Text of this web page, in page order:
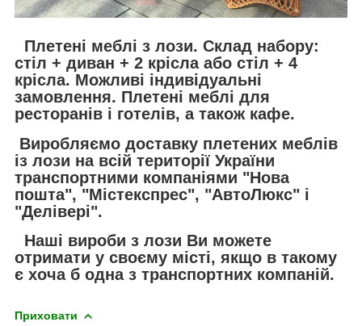
Плетені меблі з лози. Склад набору:
стіл + диван + 2 крісла або стіл + 4
крісла. Можливі індивідуальні
замовлення. Плетені меблі для
ресторанів і готелів, а також кафе.
Виробляємо доставку плетених меблів
із лози на всій території України
транспортними компаніями "Нова
пошта", "Містекспрес", "АвтоЛюкс" і
"Делівері".
Наші вироби з лози Ви можете
отримати у своєму місті, якщо в такому
є хоча б одна з транспортних компаній.
Приховати